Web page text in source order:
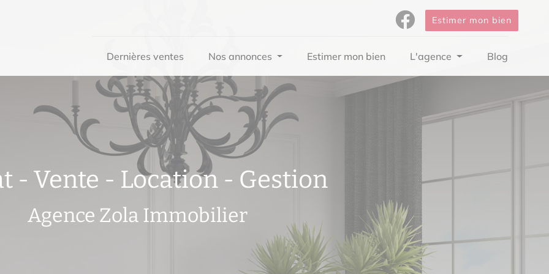
Estimer mon bien
Dernières ventes Nos annonces Estimer mon bien L'agence Blog
- Vente - Location - Gestion
Agence Zola Immobilier